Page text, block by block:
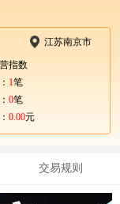
江苏南京市
指数
1笔
0笔
0.00元
交易规则